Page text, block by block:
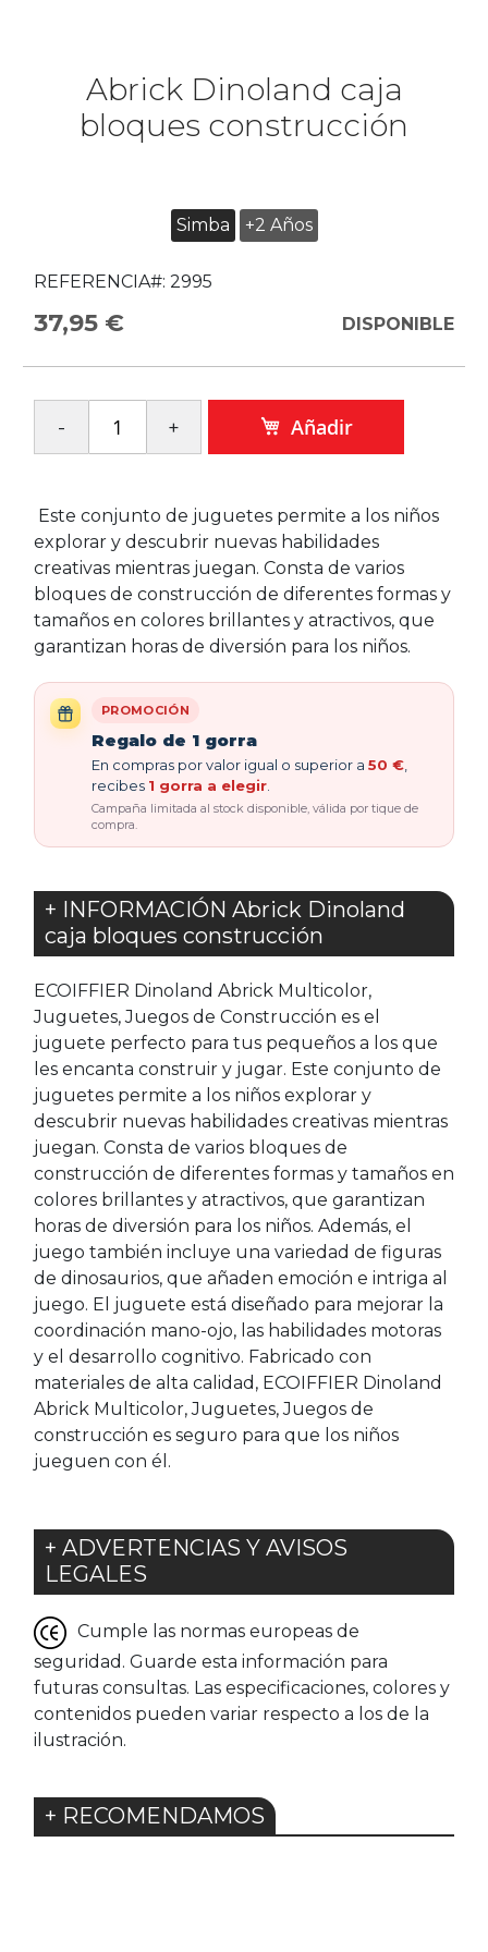
Abrick Dinoland caja
bloques construcción
Simba +2 Años
REFERENCIA#: 2995
37,95 € DISPONIBLE
Añadir
Este conjunto de juguetes permite a los niños
explorar y descubrir nuevas habilidades
creativas mientras juegan. Consta de varios
bloques de construcción de diferentes formas y
tamaños en colores brillantes y atractivos, que
garantizan horas de diversión para los niños.
PROMOCIÓN
Regalo de 1 gorra
En compras por valor igual o superior a 50 €
recibes 1 gorra a elegir
Campaña limitada al stock disponible, válida por tique de
compra.
+ INFORMACIÓN Abrick Dinoland
caja bloques construcción
ECOIFFIER Dinoland Abrick Multicolor,
Juguetes, Juegos de Construcción es el
juguete perfecto para tus pequeños a los que
les encanta construir y jugar. Este conjunto de
juguetes permite a los niños explorar y
descubrir nuevas habilidades creativas mientras
juegan. Consta de varios bloques de
construcción de diferentes formas y tamaños en
colores brillantes y atractivos, que garantizan
horas de diversión para los niños. Además, el
juego también incluye una variedad de figuras
de dinosaurios, que añaden emoción e intriga al
juego. El juguete está diseñado para mejorar la
coordinación mano-ojo, las habilidades motoras
y el desarrollo cognitivo. Fabricado con
materiales de alta calidad, ECOIFFIER Dinoland
Abrick Multicolor, Juguetes, Juegos de
construcción es seguro para que los niños
jueguen con él.
+ ADVERTENCIAS Y AVISOS
LEGALES
Cumple las normas europeas de
seguridad. Guarde esta información para
futuras consultas. Las especificaciones, colores y
contenidos pueden variar respecto a los de la
ilustración.
+ RECOMENDAMOS